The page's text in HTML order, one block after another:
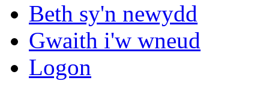
Beth sy'n newydd
Gwaith i'w wneud
Logon